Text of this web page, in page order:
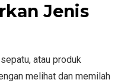
Jenis
atau produk
melihat dan memilah